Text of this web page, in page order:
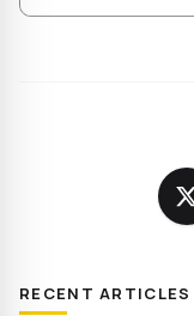
RECENT ARTICLES